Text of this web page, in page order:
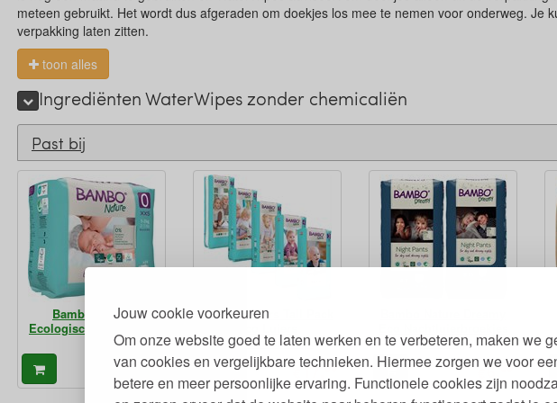
Jouw cookie voorkeuren
Om onze website goed te laten werken en te verbeteren, maken we
van cookies en vergelijkbare technieken. Hiermee zorgen we voor
betere en meer persoonlijke ervaring. Functionele cookies zijn
meteen gebruikt. Het wordt dus afgeraden om doekjes los mee te nemen voor onderweg. Je
verpakking laten zitten.
toon alles
Ingrediënten WaterWipes zonder chemicaliën
Past bij
Bambo Luiers
Ecologisch Prematuur
€ 9,89
Bambo Luiers Tall Pack
Milieuvriendelijk
€ 17,59
15-50 kg
€ 6,89